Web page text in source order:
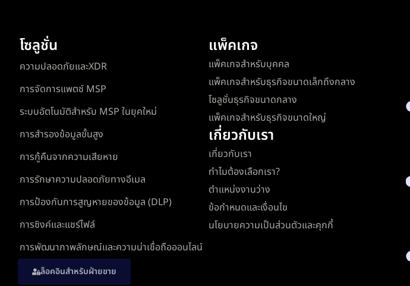
โซลูชั่น
ความปลอดภัยและXDR
การจัดการแพตช์ MSP
ระบบอัตโนมัติสำหรับ MSP ในยุคใหม่
การสำรองข้อมูลขั้นสูง
การกู้คืนจากความเสียหาย
การรักษาความปลอดภัยทางอีเมล
การป้องกันการสูญหายของข้อมูล (DLP)
การซิงค์และแชร์ไฟล์
การพัฒนาภาพลักษณ์และความน่าเชื่อถือออนไลน์
แพ็คเกจ
แพ็คเกจสำหรับบุคคล
แพ็คเกจสำหรับธุรกิจขนาดเล็กถึงกลาง
โซลูชั่นธุรกิจขนาดกลาง
แพ็คเกจสำหรับธุรกิจขนาดใหญ่
เกี่ยวกับเรา
เกี่ยวกับเรา
ทำไมต้องเลือกเรา?
ตำแหน่งงานว่าง
ข้อกำหนดและเงื่อนไข
นโยบายความเป็นส่วนตัวและคุกกี้
ล็อคอินสำหรับฝ่ายขาย